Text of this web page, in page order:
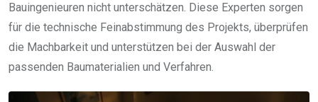
Bauingenieuren nicht unterschätzen. Diese Experten sorgen
für die technische Feinabstimmung des Projekts, überprüfen
die Machbarkeit und unterstützen bei der Auswahl der
passenden Baumaterialien und Verfahren.